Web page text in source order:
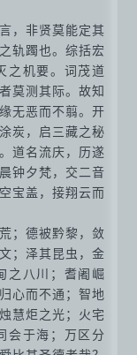
，非贤莫能定其
轨躅也。综括宏
之机要。词茂道
莫测其际。故知
无恶而不翦。开
炭，启三藏之秘
道名流庆，历遂
钟夕梵，交二音
宝盖，接翔云而
；德被黔黎，敛
；泽其昆虫，金
之八川；耆阇崛
心而不通；智地
慧炬之光；火宅
会于海；万区分